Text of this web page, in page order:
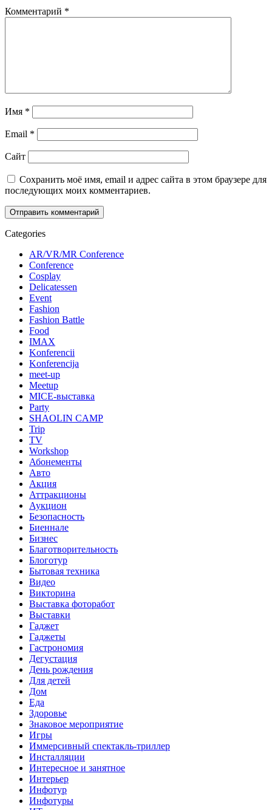
Комментарий *
Имя *
Email *
Сайт
Сохранить моё имя, email и адрес сайта в этом браузере для
последующих моих комментариев.
Categories
AR/VR/MR Conference
Conference
Cosplay
Delicatessen
Event
Fashion
Fashion Battle
Food
IMAX
Konferencii
Konferencija
meet-up
Meetup
MICE-выставка
Party
SHAOLIN CAMP
Trip
TV
Workshop
Абонементы
Авто
Акция
Аттракционы
Аукцион
Безопасность
Биеннале
Бизнес
Благотворительность
Блоготур
Бытовая техника
Видео
Викторина
Выставка фоторабот
Выставки
Гаджет
Гаджеты
Гастрономия
Дегустация
День рождения
Для детей
Дом
Еда
Здоровье
Знаковое мероприятие
Игры
Иммерсивный спектакль-триллер
Инсталляции
Интересное и занятное
Интерьер
Инфотур
Инфотуры